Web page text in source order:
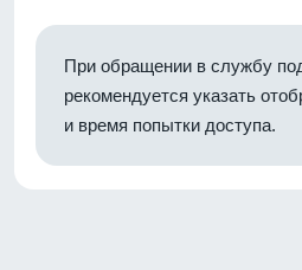
При обращении в службу
рекомендуется указать
и время попытки доступа.